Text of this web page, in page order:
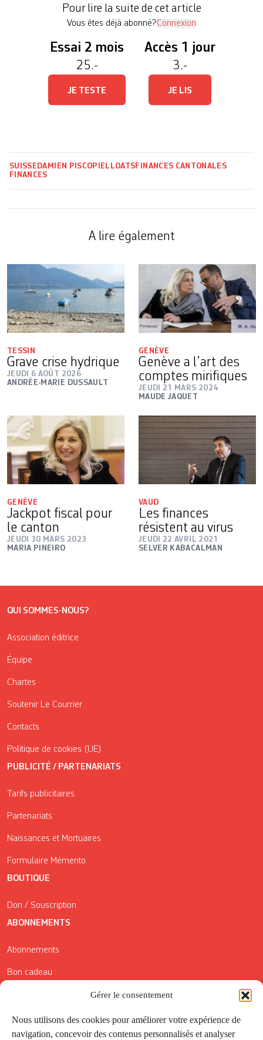
Gérer le consentement
Nous utilisons des cookies pour améliorer votre expérience de
navigation, concevoir des contenus personnalisés et analyser
Extérieur ainsi que les Grisons […]
Pour lire la suite de cet article
Vous êtes déjà abonné?Connexion
Essai 2 mois
25.-
JE TESTE
Accès 1 jour
3.-
JE LIS
SUISSE DAMIEN PISCOPIELLOATS FINANCES CANTONALES
FINANCES
A lire également
TESSIN
Grave crise hydrique
JEUDI 6 AOÛT 2026
ANDRÉE-MARIE DUSSAULT
GENÈVE
Genève a l’art des
comptes mirifiques
JEUDI 21 MARS 2024
MAUDE JAQUET
GENÈVE
Jackpot fiscal pour
le canton
JEUDI 30 MARS 2023
MARIA PINEIRO
VAUD
Les finances
résistent au virus
JEUDI 22 AVRIL 2021
SELVER KABACALMAN
QUI SOMMES-NOUS?
Association éditrice
Équipe
Chartes
Soutenir Le Courrier
Contacts
Politique de cookies (UE)
PUBLICITÉ / PARTENARIATS
Tarifs publicitaires
Partenariats
Naissances et Mortuaires
Formulaire Mémento
BOUTIQUE
Don / Souscription
ABONNEMENTS
Abonnements
Bon cadeau
Conditions générales de vente
Réductions de la Carte Côté Courrier